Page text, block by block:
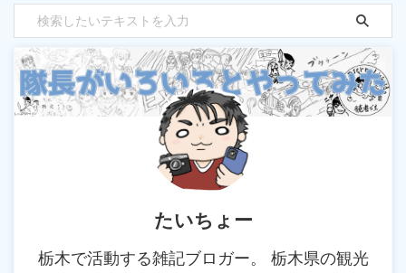
たいちょー
栃木で活動する雑記ブロガー。 栃木県の観光